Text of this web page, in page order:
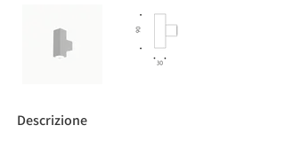
Descrizione